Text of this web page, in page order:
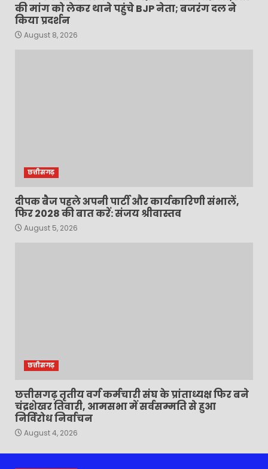
की मांग को लेकर थाने पहुंचे BJP नेता; बजरंग दल ने
किया प्रदर्शन
August 8, 2026
छत्तीसगढ़
दीपक बैज पहले अपनी पार्टी और कार्यकारिणी संभालें,
फिर 2028 की बात करें: संजय श्रीवास्तव
August 5, 2026
छत्तीसगढ़
छत्तीसगढ़ तृतीय वर्ग कर्मचारी संघ के प्रांताध्यक्ष फिर बने
चंद्रशेखर तिवारी, आमसभा में सर्वसम्मति से हुआ
निर्विरोध निर्वाचन
August 4, 2026